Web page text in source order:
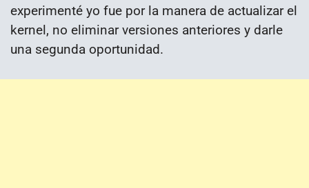
experimenté yo fue por la manera de actualizar el
kernel, no eliminar versiones anteriores y darle
una segunda oportunidad.